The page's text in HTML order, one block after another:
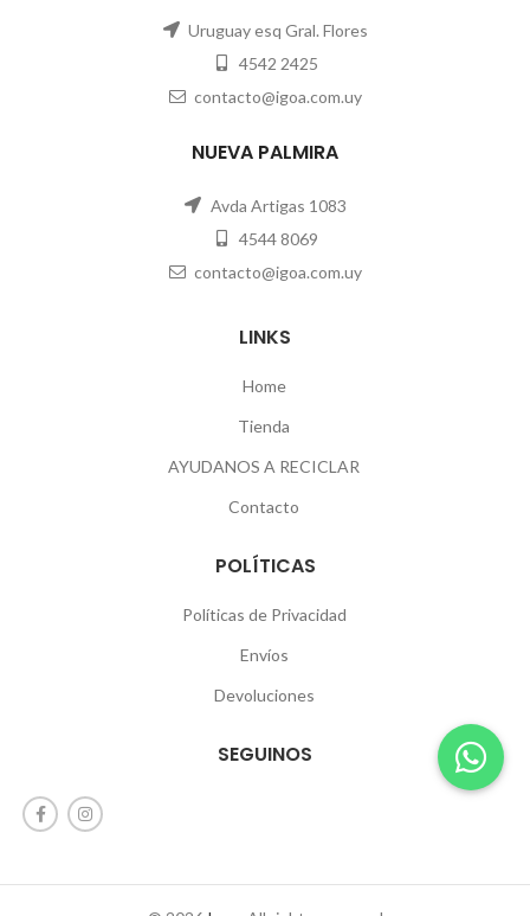
Uruguay esq Gral. Flores
4542 2425
contacto@igoa.com.uy
NUEVA PALMIRA
Avda Artigas 1083
4544 8069
contacto@igoa.com.uy
LINKS
Home
Tienda
AYUDANOS A RECICLAR
Contacto
POLÍTICAS
Políticas de Privacidad
Envíos
Devoluciones
SEGUINOS